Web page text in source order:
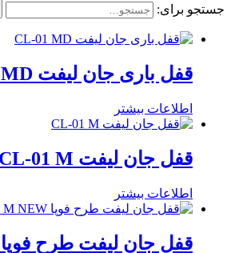
جستجو برای:
قفل باری جان لیفت CL-01 MD
اطلاعات بیشتر
قفل جان لیفت CL-01 M
اطلاعات بیشتر